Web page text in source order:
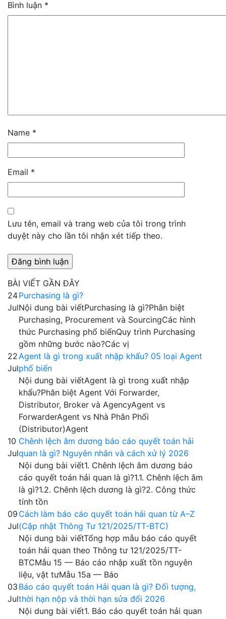
Bình luận *
Name *
Email *
Lưu tên, email và trang web của tôi trong trình
duyệt này cho lần tôi nhận xét tiếp theo.
BÀI VIẾT GẦN ĐÂY
24
Jul
Purchasing là gì?
Nội dung bài viếtPurchasing là gì?Phân biệt
Purchasing, Procurement và SourcingCác hình
thức Purchasing phổ biếnQuy trình Purchasing
gồm những bước nào?Các vị
22
Jul
Agent là gì trong xuất nhập khẩu? 05 loại Agent
phổ biến
Nội dung bài viếtAgent là gì trong xuất nhập
khẩu?Phân biệt Agent Với Forwarder,
Distributor, Broker và AgencyAgent vs
ForwarderAgent vs Nhà Phân Phối
(Distributor)Agent
10
Jul
Chênh lệch âm dương báo cáo quyết toán hải
quan là gì? Nguyên nhân và cách xử lý 2026
Nội dung bài viết1. Chênh lệch âm dương báo
cáo quyết toán hải quan là gì?1.1. Chênh lệch âm
là gì?1.2. Chênh lệch dương là gì?2. Công thức
tính tồn
09
Jul
Cách làm báo cáo quyết toán hải quan từ A–Z
(Cập nhật Thông Tư 121/2025/TT-BTC)
Nội dung bài viếtTổng hợp mẫu báo cáo quyết
toán hải quan theo Thông tư 121/2025/TT-
BTCMẫu 15 — Báo cáo nhập xuất tồn nguyên
liệu, vật tưMẫu 15a — Báo
03
Jul
Báo cáo quyết toán Hải quan là gì? Đối tượng,
thời hạn nộp và thời hạn sửa đổi 2026
Nội dung bài viết1. Báo cáo quyết toán hải quan